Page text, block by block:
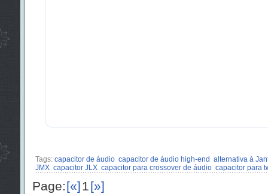
Tags: capacitor de áudio capacitor de áudio high-end alternativa à
JMX capacitor JLX capacitor para crossover de áudio capacitor para
Page:[«]1[»]